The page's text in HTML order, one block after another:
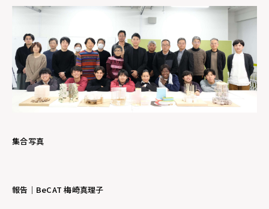
集合写真
報告｜BeCAT 梅崎真理子